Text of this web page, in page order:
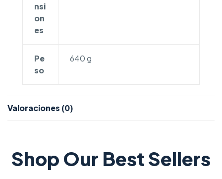
nsi
on
es
Pe
so
640 g
Valoraciones (0)
Shop Our Best Sellers